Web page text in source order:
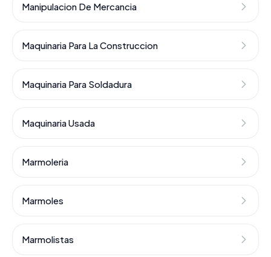
Manipulacion De Mercancia
Maquinaria Para La Construccion
Maquinaria Para Soldadura
Maquinaria Usada
Marmoleria
Marmoles
Marmolistas